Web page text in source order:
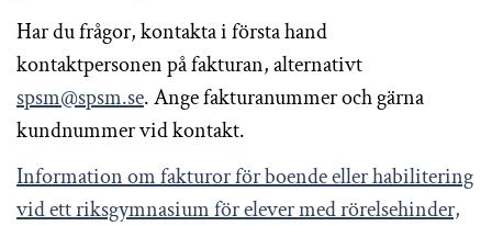
Har du frågor, kontakta i första hand
kontaktpersonen på fakturan, alternativt
spsm@spsm.se. Ange fakturanummer och gärna
kundnummer vid kontakt.
Information om fakturor för boende eller habilitering
vid ett riksgymnasium för elever med rörelsehinder,